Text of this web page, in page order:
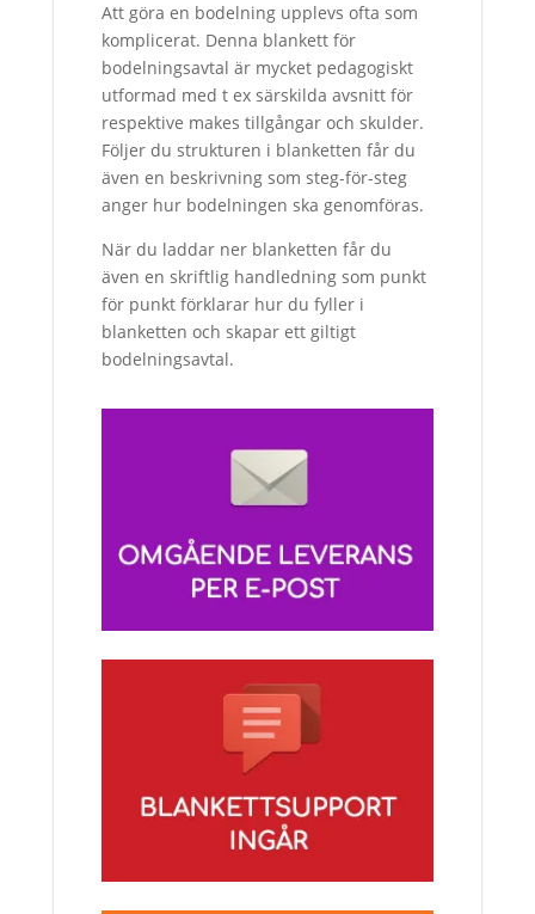
Att göra en bodelning upplevs ofta som
komplicerat. Denna blankett för
bodelningsavtal är mycket pedagogiskt
utformad med t ex särskilda avsnitt för
respektive makes tillgångar och skulder.
Följer du strukturen i blanketten får du
även en beskrivning som steg-för-steg
anger hur bodelningen ska genomföras.
När du laddar ner blanketten får du
även en skriftlig handledning som punkt
för punkt förklarar hur du fyller i
blanketten och skapar ett giltigt
bodelningsavtal.